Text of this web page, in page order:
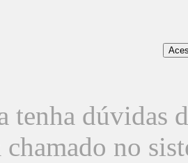
tenha dúvidas
chamado no